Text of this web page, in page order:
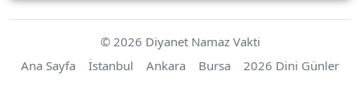
© 2026 Diyanet Namaz Vakti
Ana Sayfa
İstanbul Ankara Bursa
2026 Dini Günler